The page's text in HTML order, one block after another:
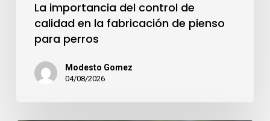
La importancia del control de
calidad en la fabricación de pienso
para perros
Modesto Gomez
04/08/2026